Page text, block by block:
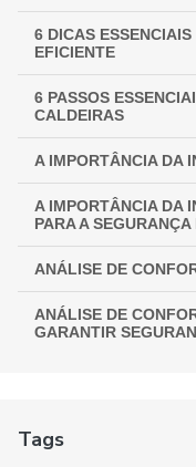
6 DICAS
EFICIENTE
6 PASSOS
CALDEIRAS
A IMPORTÂNCIA DA
A IMPORTÂNCIA DA
PARA A
ANÁLISE DE
ANÁLISE DE
GARANTIR
ANÁLISE DE
Tags